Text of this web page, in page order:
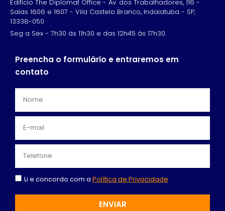
Edifício The Diplomat Office - Av. dos Trabalhadores, 116 -
Salas 1606 e 1607 - Vila Castelo Branco, Indaiatuba - SP,
13338-050
Seg a Sex - 7h30 às 11h30 e das 12h45 às 17h30.
Preencha o formulário e entraremos em
contato
Li e concordo com a Política de Privacidade
ENVIAR